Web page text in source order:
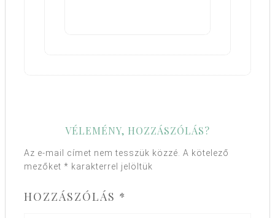
VÉLEMÉNY, HOZZÁSZÓLÁS?
Az e-mail címet nem tesszük közzé. A kötelező
mezőket * karakterrel jelöltük
HOZZÁSZÓLÁS *